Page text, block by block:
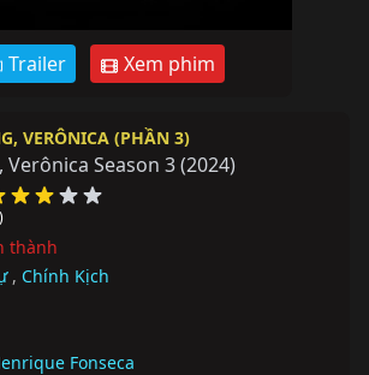
Trailer Xem phim
VERÔNICA (PHẦN 3)
Season 3(2024)
thành
, Chính Kịch
Fonseca